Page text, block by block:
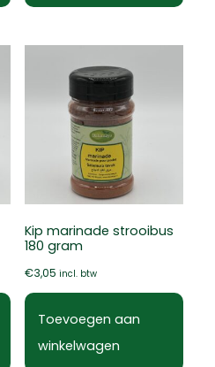
Kip marinade strooibus
180 gram
€3,05 incl. btw
Toevoegen aan
winkelwagen